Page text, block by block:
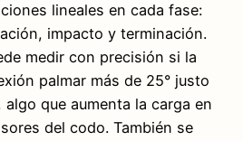
lineales en cada fase:
impacto y terminación.
medir con precisión si la
palmar más de 25° justo
que aumenta la carga en
del codo. También se